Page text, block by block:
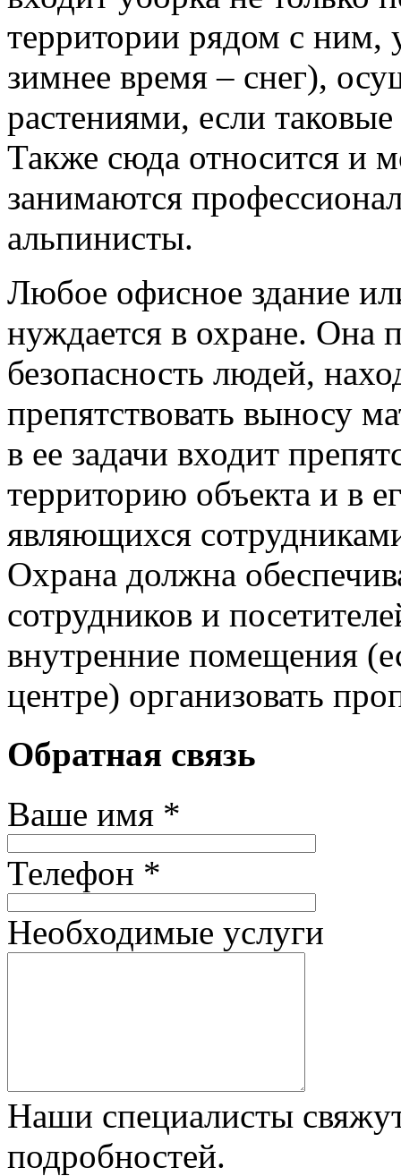
территории рядом с ним,
зимнее время – снег),
растениями, если
Также сюда относится и
занимаются
альпинисты.
Любое офисное здание
нуждается в охране. Она
безопасность людей,
препятствовать выносу
в ее задачи входит
территорию объекта и в
являющихся
Охрана должна
сотрудников и
внутренние помещения
центре) организовать
Обратная связь
Ваше имя *
Телефон *
Необходимые услуги
Наши специалисты
подробностей.